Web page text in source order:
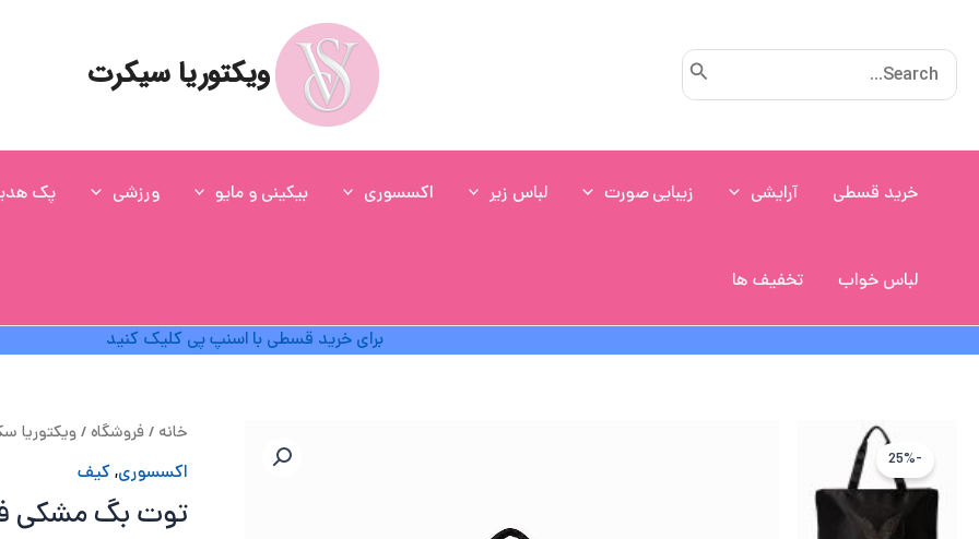
Search
for:
ویکتوریا سیکرت
خرید قسطی آرایشی زیبایی صورت لباس زیر اکسسوری بیکینی و مایو ورزشی پک
لباس خواب تخفیف ها
برای خرید قسطی با اسنپ پی کلیک کنید
-25%
خانه /فروشگاه/ویکتوریا
اکسسوری,کیف
توت بگ مشکی